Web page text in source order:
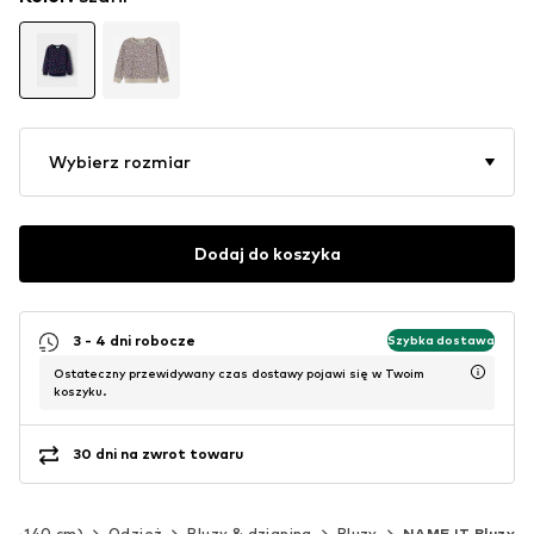
Wybierz rozmiar
Dodaj do koszyka
3 - 4 dni robocze Szybka dostawa
Ostateczny przewidywany czas dostawy pojawi się w Twoim
koszyku.
30 dni na zwrot towaru